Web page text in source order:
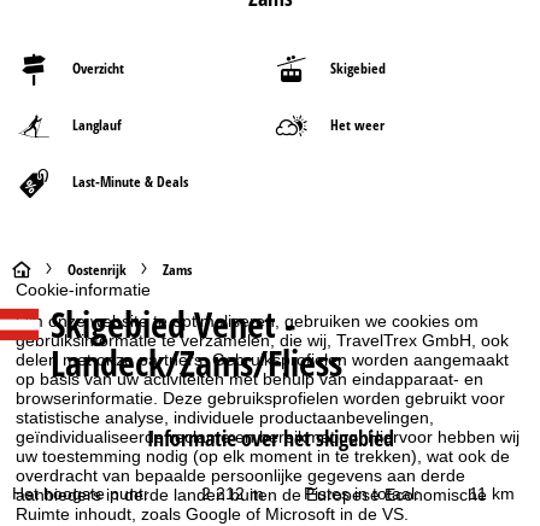
Cookie-informatie
Om onze website te optimaliseren, gebruiken we cookies om
gebruiksinformatie te verzamelen, die wij, TravelTrex GmbH, ook
delen met onze partners. Gebruiksprofielen worden aangemaakt
op basis van uw activiteiten met behulp van eindapparaat- en
browserinformatie. Deze gebruiksprofielen worden gebruikt voor
statistische analyse, individuele productaanbevelingen,
geïndividualiseerde reclame en bereikmeting. Hiervoor hebben wij
uw toestemming nodig (op elk moment in te trekken), wat ook de
overdracht van bepaalde persoonlijke gegevens aan derde
aanbieders in derde landen buiten de Europese Economische
Ruimte inhoudt, zoals Google of Microsoft in de VS.
Overzicht Skigebied
Langlauf Het weer
Last-Minute & Deals
S
t
a
r
t
p
Oostenrijk Zams
SkigebiedVenet -
Landeck/Zams/Fliess
Informatie over het skigebied
Het hoogste punt: 2.212 m Pistes in totaal: 11 km